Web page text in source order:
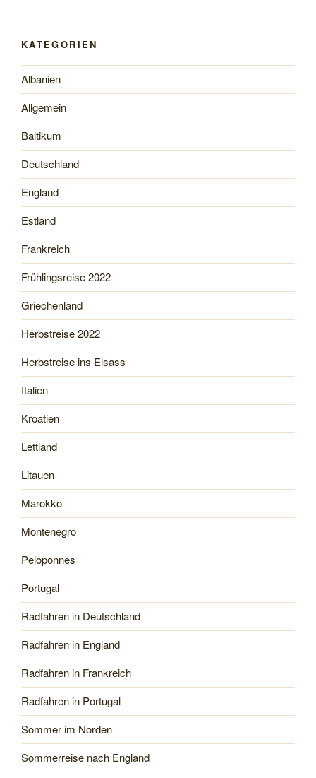
KATEGORIEN
Albanien
Allgemein
Baltikum
Deutschland
England
Estland
Frankreich
Frühlingsreise 2022
Griechenland
Herbstreise 2022
Herbstreise ins Elsass
Italien
Kroatien
Lettland
Litauen
Marokko
Montenegro
Peloponnes
Portugal
Radfahren in Deutschland
Radfahren in England
Radfahren in Frankreich
Radfahren in Portugal
Sommer im Norden
Sommerreise nach England